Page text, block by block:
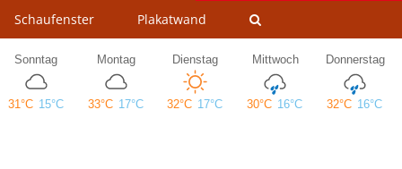
Schaufenster Plakatwand